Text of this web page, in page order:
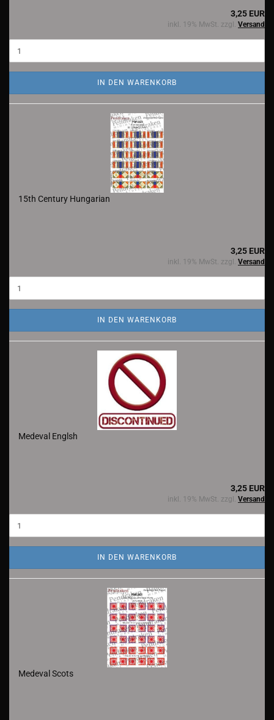
3,25 EUR
inkl. 19% MwSt. zzgl. Versand
IN DEN WARENKORB
15th Century Hungarian
3,25 EUR
inkl. 19% MwSt. zzgl. Versand
IN DEN WARENKORB
Medeval Englsh
3,25 EUR
inkl. 19% MwSt. zzgl. Versand
IN DEN WARENKORB
Medeval Scots